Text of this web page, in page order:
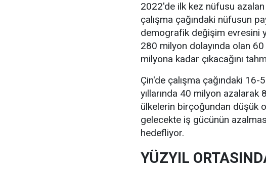
2022'de ilk kez nüfusu azalan
çalışma çağındaki nüfusun
demografik değişim evresini
280 milyon dolayında olan
milyona kadar çıkacağını
Çin'de çalışma çağındaki
yıllarında 40 milyon
ülkelerin birçoğundan düşük
gelecekte iş gücünün
hedefliyor.
YÜZYIL